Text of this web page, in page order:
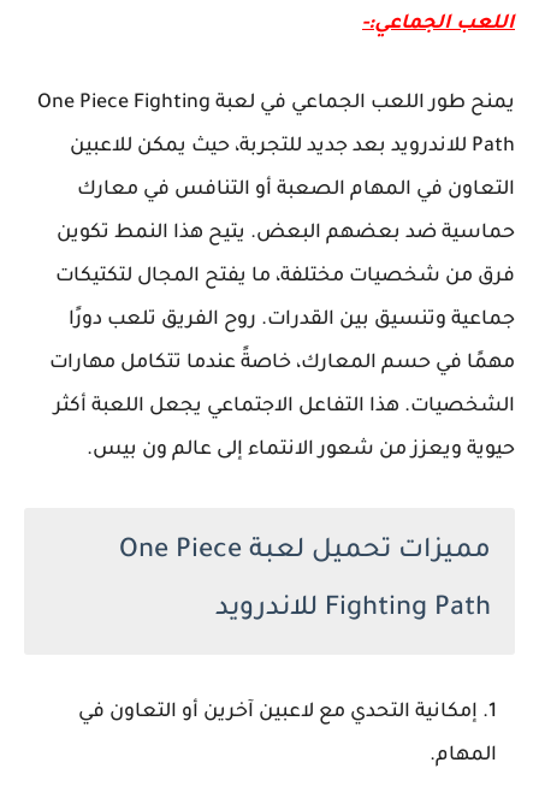
اللعب الجماعي:-
يمنح طور اللعب الجماعي في لعبة One Piece Fighting
Path للاندرويد بعد جديد للتجربة، حيث يمكن للاعبين
التعاون في المهام الصعبة أو التنافس في معارك
حماسية ضد بعضهم البعض. يتيح هذا النمط تكوين
فرق من شخصيات مختلفة، ما يفتح المجال لتكتيكات
جماعية وتنسيق بين القدرات. روح الفريق تلعب دورًا
مهمًا في حسم المعارك، خاصةً عندما تتكامل مهارات
الشخصيات. هذا التفاعل الاجتماعي يجعل اللعبة أكثر
حيوية ويعزز من شعور الانتماء إلى عالم ون بيس.
مميزات تحميل لعبة One Piece
Fighting Path للاندرويد
إمكانية التحدي مع لاعبين آخرين أو التعاون في
المهام.